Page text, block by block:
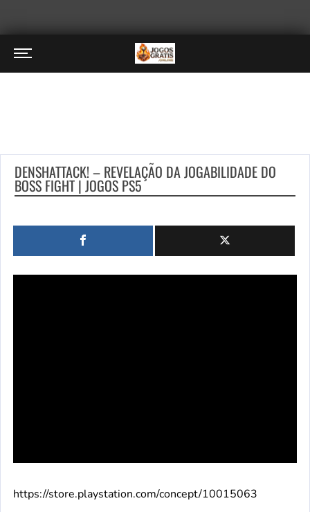
DENSHATTACK! – REVELAÇÃO DA JOGABILIDADE DO
BOSS FIGHT | JOGOS PS5
https://store.playstation.com/concept/10015063